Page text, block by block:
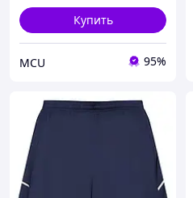
Купить
MCU 95%